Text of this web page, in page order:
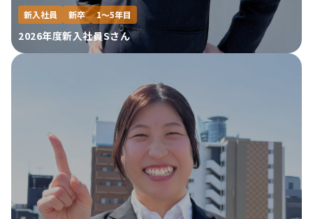
新入社員 新卒 1～5年目
2026年度新入社員Sさん